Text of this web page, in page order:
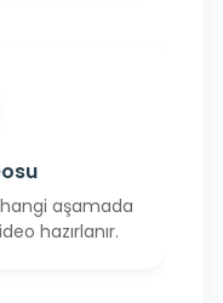
aşamada
hazırlanır.